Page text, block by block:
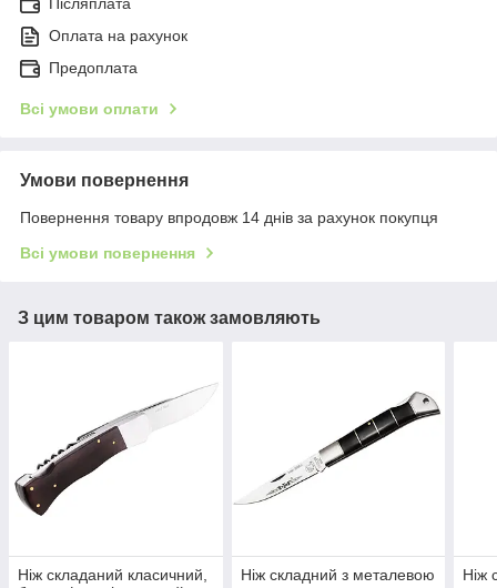
Післяплата
Оплата на рахунок
Предоплата
Всі умови оплати
Умови повернення
Повернення товару впродовж 14 днів за рахунок покупця
Всі умови повернення
З цим товаром також замовляють
Ніж складаний класичний,
Ніж складний з металевою
Ніж